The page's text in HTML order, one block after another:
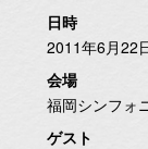
日時
2011年6月22
会場
福岡シンフォ
ゲスト